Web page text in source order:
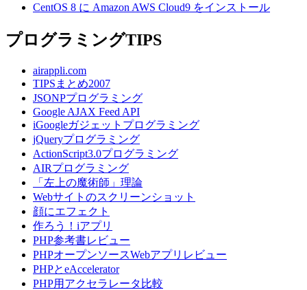
CentOS 8 に Amazon AWS Cloud9 をインストール
プログラミングTIPS
airappli.com
TIPSまとめ2007
JSONPプログラミング
Google AJAX Feed API
iGoogleガジェットプログラミング
jQueryプログラミング
ActionScript3.0プログラミング
AIRプログラミング
「左上の魔術師」理論
Webサイトのスクリーンショット
顔にエフェクト
作ろう！iアプリ
PHP参考書レビュー
PHPオープンソースWebアプリレビュー
PHPとeAccelerator
PHP用アクセラレータ比較